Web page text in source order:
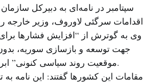
سپتامبر در نامه‌ای به دبیرکل
اقدامات سرگئی لاوروف، وزیر خارجه
وی به گوترش از “افزایش فشارها برای
جهت توسعه و بازسازی سوریه،
موقعیت روند سیاسی کنونی” ابراز نگرانی کردند.
مقامات این کشورها گفتند: این نامه به